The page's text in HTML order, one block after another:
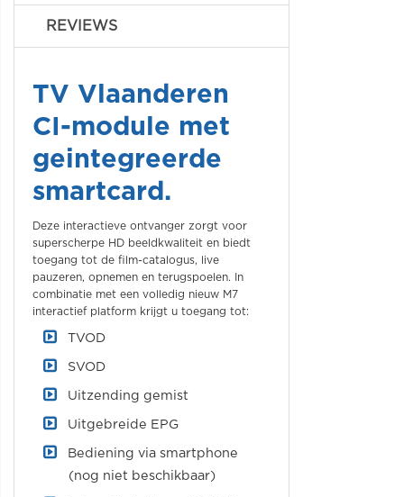
REVIEWS
TV Vlaanderen
CI-module met
geintegreerde
smartcard.
Deze interactieve ontvanger zorgt voor
superscherpe HD beeldkwaliteit en biedt
toegang tot de film-catalogus, live
pauzeren, opnemen en terugspoelen. In
combinatie met een volledig nieuw M7
interactief platform krijgt u toegang tot:
TVOD
SVOD
Uitzending gemist
Uitgebreide EPG
Bediening via smartphone
(nog niet beschikbaar)